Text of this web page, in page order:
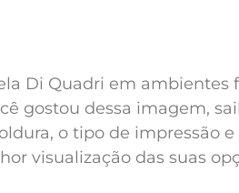
Di Quadri em ambientes
gostou dessa imagem,
o tipo de impressão
visualização das suas